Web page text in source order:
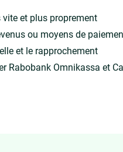
et plus proprement
ou moyens de
et le rapprochement
Rabobank Omnikassa et